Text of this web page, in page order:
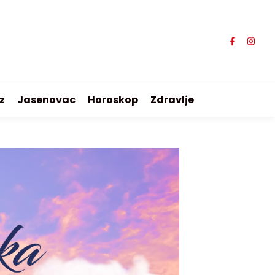
Jasenovac Horoskop Zdravlje